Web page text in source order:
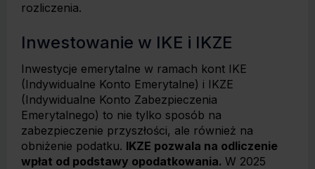
rozliczenia.
Inwestowanie w IKE i IKZE
Inwestycje emerytalne w ramach kont IKE
(Indywidualne Konto Emerytalne) i IKZE
(Indywidualne Konto Zabezpieczenia
Emerytalnego) to nie tylko sposób na
zabezpieczenie przyszłości, ale również na
obniżenie podatku. IKZE pozwala na odliczenie
wpłat od podstawy opodatkowania. W 2025